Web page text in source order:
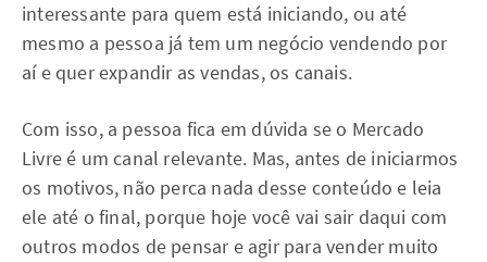
interessante para quem está iniciando, ou até
mesmo a pessoa já tem um negócio vendendo por
aí e quer expandir as vendas, os canais.
Com isso, a pessoa fica em dúvida se o Mercado
Livre é um canal relevante. Mas, antes de iniciarmos
os motivos, não perca nada desse conteúdo e leia
ele até o final, porque hoje você vai sair daqui com
outros modos de pensar e agir para vender muito